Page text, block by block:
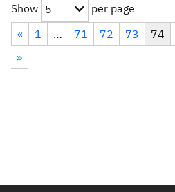
Show 5
per page
«
1 … 71 72 73 74
»